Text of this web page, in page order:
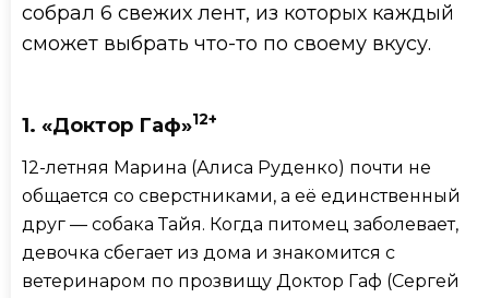
собрал 6 свежих лент, из которых каждый
сможет выбрать что-то по своему вкусу.
1. «Доктор Гаф»12+
12-летняя Марина (Алиса Руденко) почти не
общается со сверстниками, а её единственный
друг — собака Тайя. Когда питомец заболевает,
девочка сбегает из дома и знакомится с
ветеринаром по прозвищу Доктор Гаф (Сергей